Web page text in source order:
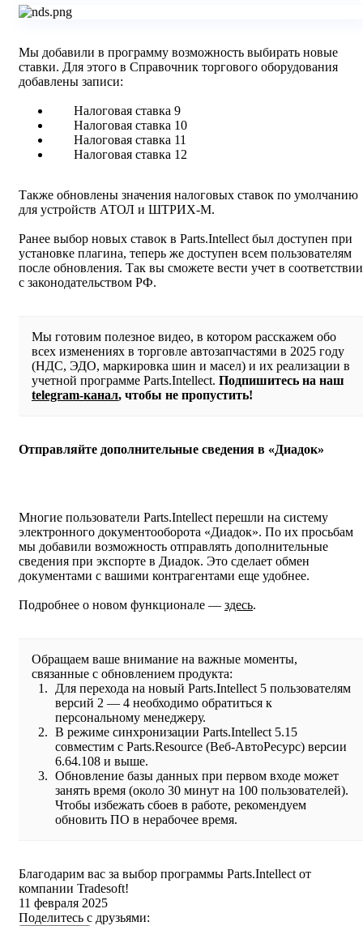
Мы добавили в программу возможность выбирать новые
ставки. Для этого в Справочник торгового оборудования
добавлены записи:
Налоговая ставка 9
Налоговая ставка 10
Налоговая ставка 11
Налоговая ставка 12
Также обновлены значения налоговых ставок по умолчанию
для устройств АТОЛ и ШТРИХ-М.
Ранее выбор новых ставок в Parts.Intellect был доступен при
установке плагина, теперь же доступен всем пользователям
после обновления. Так вы сможете вести учет в соответствии
с законодательством РФ.
Мы готовим полезное видео, в котором расскажем обо
всех изменениях в торговле автозапчастями в 2025 году
(НДС, ЭДО, маркировка шин и масел) и их реализации в
учетной программе Parts.Intellect. Подпишитесь на наш
telegram-канал, чтобы не пропустить!
Отправляйте дополнительные сведения в «Диадок»
Многие пользователи Parts.Intellect перешли на систему
электронного документооборота «Диадок». По их просьбам
мы добавили возможность отправлять дополнительные
сведения при экспорте в Диадок. Это сделает обмен
документами с вашими контрагентами еще удобнее.
Подробнее о новом функционале — здесь.
Обращаем ваше внимание на важные моменты,
связанные с обновлением продукта:
Для перехода на новый Parts.Intellect 5 пользователям
версий 2 — 4 необходимо обратиться к
персональному менеджеру.
В режиме синхронизации Parts.Intellect 5.15
совместим с Parts.Resource (Веб-АвтоРесурс) версии
6.64.108 и выше.
Обновление базы данных при первом входе может
занять время (около 30 минут на 100 пользователей).
Чтобы избежать сбоев в работе, рекомендуем
обновить ПО в нерабочее время.
Благодарим вас за выбор программы Parts.Intellect от
компании Tradesoft!
11 февраля 2025
Поделитесь с друзьями: